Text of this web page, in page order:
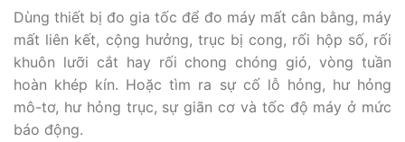
Dùng thiết bị đo gia tốc để đo máy mất cân bằng, máy
mất liên kết, cộng hưởng, trục bị cong, rối hộp số, rối
khuôn lưỡi cắt hay rối chong chóng gió, vòng tuần
hoàn khép kín. Hoặc tìm ra sự cố lỗ hỏng, hư hỏng
mô-tơ, hư hỏng trục, sự giãn cơ và tốc độ máy ở mức
báo động.